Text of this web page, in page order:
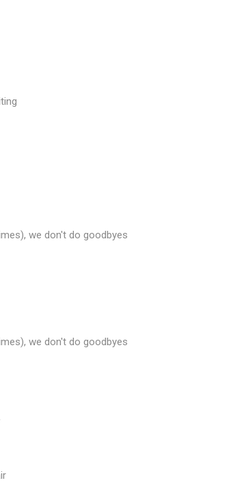
we don't do goodbyes
we don't do goodbyes